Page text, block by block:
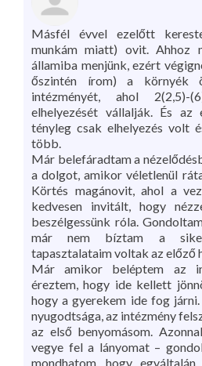
Másfél évvel ezelőtt
munkám miatt) ovit. Ahhoz
államiba menjünk, ezért
őszintén írom) a környék
intézményét, ahol 2(2,5)-
elhelyezését vállalják. És az
tényleg csak elhelyezés volt
több.
Már belefáradtam a
a dolgot, amikor véletlenül
Körtés magánovit, ahol a
kedvesen invitált, hogy
beszélgessünk róla.
már nem bíztam a
tapasztalataim voltak az előző
Már amikor beléptem az
éreztem, hogy ide kellett
hogy a gyerekem ide fog
nyugodtsága, az intézmény
az első benyomásom.
vegye fel a lányomat –
mondhatom, hogy